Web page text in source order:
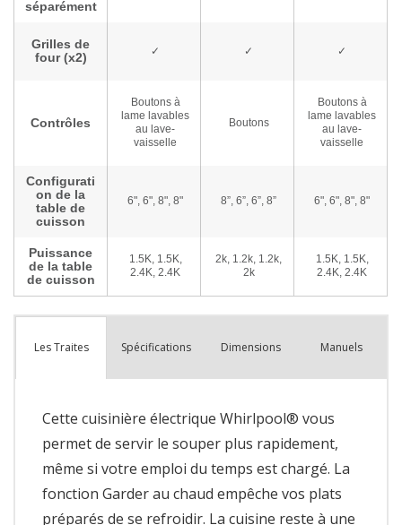
Les Traites Spécifications Dimensions Manuels
Cette cuisinière électrique Whirlpool® vous
permet de servir le souper plus rapidement,
même si votre emploi du temps est chargé. La
fonction Garder au chaud empêche vos plats
préparés de se refroidir. La cuisine reste à une